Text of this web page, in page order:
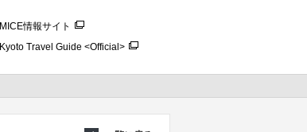
MICE情報サイト
Kyoto Travel Guide <Official>